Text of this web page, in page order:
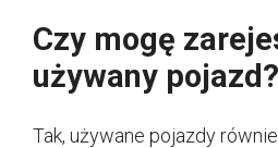
Czy mogę
używany pojazd?
Tak, używane pojazdy